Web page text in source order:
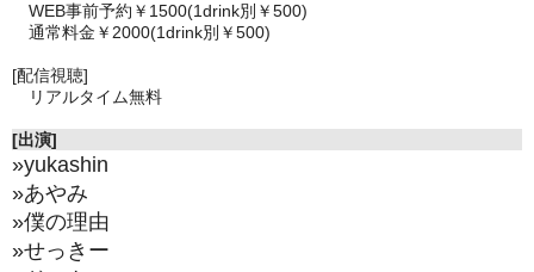
WEB事前予約￥1500(1drink別￥500)
通常料金￥2000(1drink別￥500)
[配信視聴]
リアルタイム無料
[出演]
»yukashin
»あやみ
»僕の理由
»せっきー